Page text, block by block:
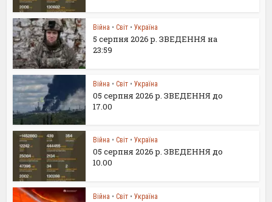
Війна • Світ • Україна
5 серпня 2026 р. ЗВЕДЕННЯ на
23:59
Війна • Світ • Україна
05 серпня 2026 р. ЗВЕДЕННЯ до
17.00
Війна • Світ • Україна
05 серпня 2026 р. ЗВЕДЕННЯ до
10.00
Війна • Світ • Україна